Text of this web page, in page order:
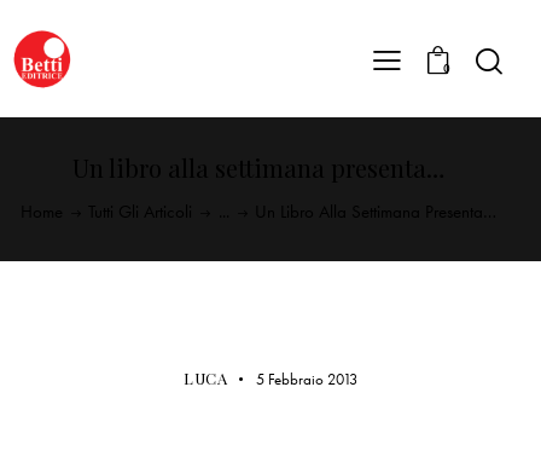
0
LUCA 5 Febbraio 2013